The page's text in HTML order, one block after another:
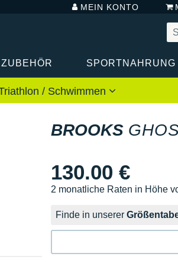
MEIN KONTO
ZUBEHÖR SPORTNAHRUNG
/ Schwimmen
BROOKS
130.00 €
2 monatliche Raten in Höhe
Ohne Zusatzkosten
Finde in unserer